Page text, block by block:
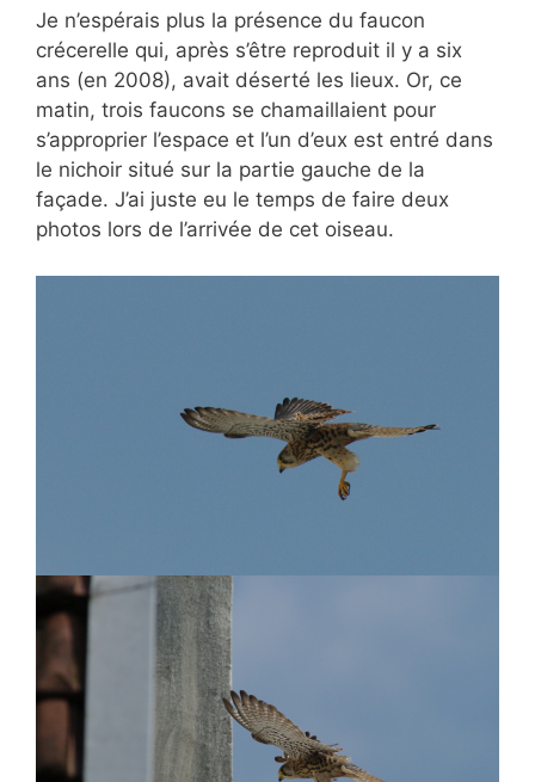
Je n’espérais plus la présence du faucon
crécerelle qui, après s’être reproduit il y a six
ans (en 2008), avait déserté les lieux. Or, ce
matin, trois faucons se chamaillaient pour
s’approprier l’espace et l’un d’eux est entré dans
le nichoir situé sur la partie gauche de la
façade. J’ai juste eu le temps de faire deux
photos lors de l’arrivée de cet oiseau.